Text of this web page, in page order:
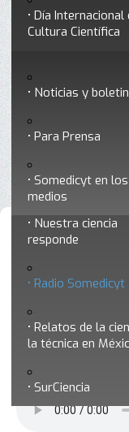
profesionales
Premios a
formar
Día Internacional
Cultura Científica
Ciencia y
Nuestra ciencia
responde
Radio Somedicyt
Relatos de la
la técnica en
SurCiencia
Noticias y
Para Prensa
Somedicyt en los
medios
Contacto
En su tinta
En su
En su tinta -